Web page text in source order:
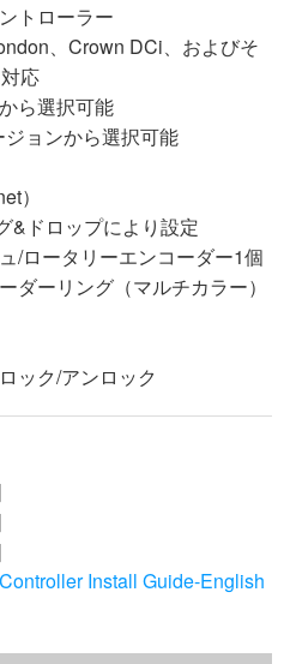
トローラー
、Crown DCi、およびそ
応
ら選択可能
ョンから選択可能
）
&ドロップにより設定
/ロータリーエンコーダー1個
ダーリング（マルチカラー）
ック/アンロック
Install Guide-English